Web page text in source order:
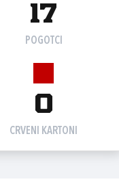
17
POGOTCI
0
CRVENI KARTONI